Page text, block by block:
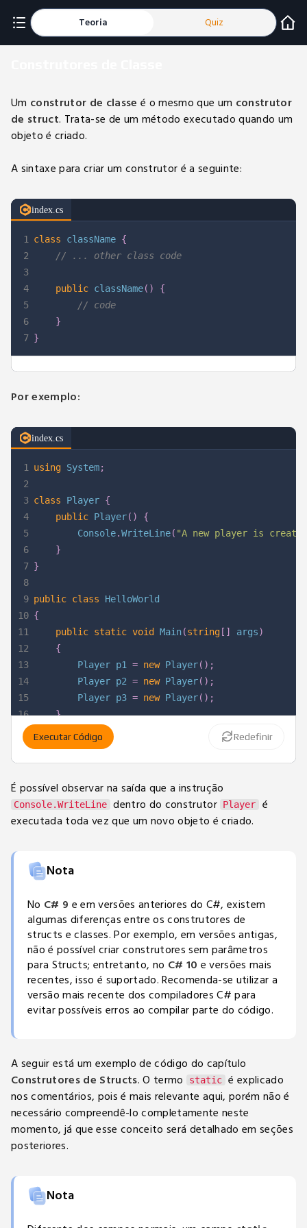
Teoria Quiz
Um construtor de classe é o mesmo que um construtor
de struct. Trata-se de um método executado quando um
objeto é criado.
A sintaxe para criar um construtor é a seguinte:
index.cs
1
2
3
4
5
6
7
class className {
// ... other class code
public className( )
{
// code
}
}
Por exemplo:
index.cs
1
2
3
4
5
6
7
8
9
10
11
12
13
14
15
16
17
using System;
class Player {
public Player( )
{
        Console
.WriteLine( "A new player is
}
}
public class
HelloWorld
{
public static void Main(string [ ] args)
{
Player p1 = new Player( ) ;
Player p2 = new Player( ) ;
Player p3 = new Player( ) ;
}
Executar Código Redefinir
É possível observar na saída que a instrução
Console.WriteLine dentro do construtor Player
é
executada toda vez que um novo objeto é criado.
Nota
No C# 9 e em versões anteriores do C#, existem
algumas diferenças entre os construtores de
structs e classes. Por exemplo, em versões antigas,
não é possível criar construtores sem parâmetros
para Structs; entretanto, no C# 10 e versões mais
recentes, isso é suportado. Recomenda-se utilizar a
versão mais recente dos compiladores C# para
evitar possíveis erros ao compilar parte do código.
A seguir está um exemplo de código do capítulo
Construtores de Structs. O termo static é explicado
nos comentários, pois é mais relevante aqui, porém não é
necessário compreendê-lo completamente neste
momento, já que esse conceito será detalhado em seções
posteriores.
Nota